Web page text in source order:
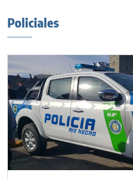
Policiales